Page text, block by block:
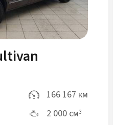
166 167 км
2 000 см3